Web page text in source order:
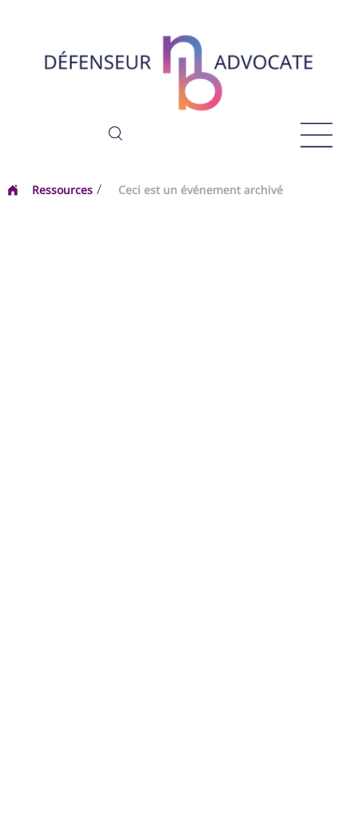
Ressources Ceci est un événement archivé